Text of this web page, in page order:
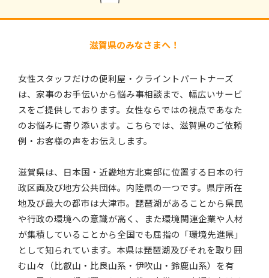
滋賀県のみなさまへ！
女性スタッフだけの便利屋・クライントパートナーズ
は、家事のお手伝いから悩み事相談まで、幅広いサービ
スをご提供しております。女性ならではの視点であなた
のお悩みに寄り添います。こちらでは、滋賀県のご依頼
例・お客様の声をお伝えします。
滋賀県は、日本国・近畿地方北東部に位置する日本の行
政区画及び地方公共団体。内陸県の一つです。県庁所在
地及び最大の都市は大津市。琵琶湖があることから県民
や行政の環境への意識が高く、また環境関連企業や人材
が集積していることから全国でも屈指の「環境先進県」
として知られています。本県は琵琶湖及びそれを取り囲
む山々（比叡山・比良山系・伊吹山・鈴鹿山系）を有